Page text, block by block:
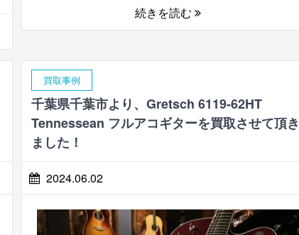
続きを読む
買取事例
千葉県千葉市より、Gretsch 6119-62HT
Tennessean フルアコギターを買取させて頂き
ました！
2024.06.02